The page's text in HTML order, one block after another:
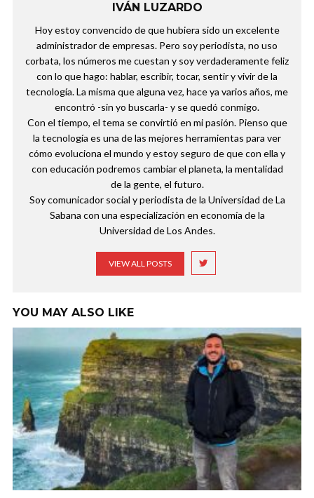
IVÁN LUZARDO
Hoy estoy convencido de que hubiera sido un excelente
administrador de empresas. Pero soy periodista, no uso
corbata, los números me cuestan y soy verdaderamente feliz
con lo que hago: hablar, escribir, tocar, sentir y vivir de la
tecnología. La misma que alguna vez, hace ya varios años, me
encontró -sin yo buscarla- y se quedó conmigo.
Con el tiempo, el tema se convirtió en mi pasión. Pienso que
la tecnología es una de las mejores herramientas para ver
cómo evoluciona el mundo y estoy seguro de que con ella y
con educación podremos cambiar el planeta, la mentalidad
de la gente, el futuro.
Soy comunicador social y periodista de la Universidad de La
Sabana con una especialización en economía de la
Universidad de Los Andes.
VIEW ALL POSTS
YOU MAY ALSO LIKE